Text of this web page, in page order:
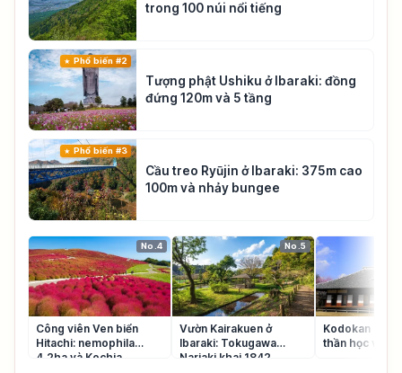
trong 100 núi nổi tiếng
Phổ biến #2
Tượng phật Ushiku ở Ibaraki: đồng
đứng 120m và 5 tầng
Phổ biến #3
Cầu treo Ryūjin ở Ibaraki: 375m cao
100m và nhảy bungee
No.4
Công viên Ven biển
Hitachi: nemophila
4,2ha và Kochia
No.5
Vườn Kairakuen ở
Ibaraki: Tokugawa
Nariaki khai 1842
Kodokan
thần học vấn